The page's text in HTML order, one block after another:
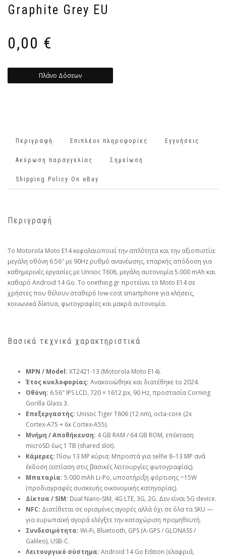
Graphite Grey EU
0,00 €
Πλάνο Δόσεων
Περιγραφή Επιπλέον πληροφορίες Εγγυήσεις
Ακύρωση παραγγελίας Σημείωση
Shipping Policy On eBay
Περιγραφή
Το Motorola Moto E14 κεφαλαιοποιεί την απλότητα και την αξιοπιστία:
μεγάλη οθόνη 6.56″ με 90Hz ρυθμό ανανέωσης, επαρκής απόδοση για
καθημερινές εργασίες με Unisoc T606, μεγάλη αυτονομία 5.000 mAh και
καθαρό Android 14 Go. Το onething.gr προτείνει το Moto E14 σε
χρήστες που θέλουν σταθερό low‑cost smartphone για κλήσεις,
κοινωνικά δίκτυα, φωτογραφίες και μακρά αυτονομία.
Βασικά τεχνικά χαρακτηριστικά
MPN / Model: XT2421‑13 (Motorola Moto E14).
Έτος κυκλοφορίας: Ανακοινώθηκε και διατέθηκε το 2024.
Οθόνη: 6.56″ IPS LCD, 720 × 1612 px, 90 Hz, προστασία Corning
Gorilla Glass 3.
Επεξεργαστής: Unisoc Tiger T606 (12 nm), octa‑core (2x
Cortex‑A75 + 6x Cortex‑A55).
Μνήμη / Αποθήκευση: 4 GB RAM / 64 GB ROM, επέκταση
microSD έως 1 TB (shared slot).
Κάμερες: Πίσω 13 MP κύρια; Μπροστά για selfie 8–13 MP ανά
έκδοση (εστίαση στις βασικές λειτουργίες φωτογραφίας).
Μπαταρία: 5.000 mAh Li‑Po, υποστήριξη φόρτισης ~15W
(προδιαγραφές συσκευής οικονομικής κατηγορίας).
Δίκτυα / SIM: Dual Nano‑SIM, 4G LTE, 3G, 2G. Δεν είναι 5G device.
NFC: Διατίθεται σε ορισμένες αγορές αλλά όχι σε όλα τα SKU —
για ευρωπαϊκή αγορά ελέγξτε την καταχώριση προμηθευτή.
Συνδεσιμότητα: Wi‑Fi, Bluetooth, GPS (A‑GPS / GLONASS /
Galileo), USB‑C.
Λειτουργικό σύστημα: Android 14 Go Edition (ελαφριά,